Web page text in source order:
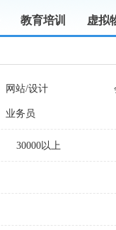
教育培训 虚拟
网站/设计
业务员
30000以上